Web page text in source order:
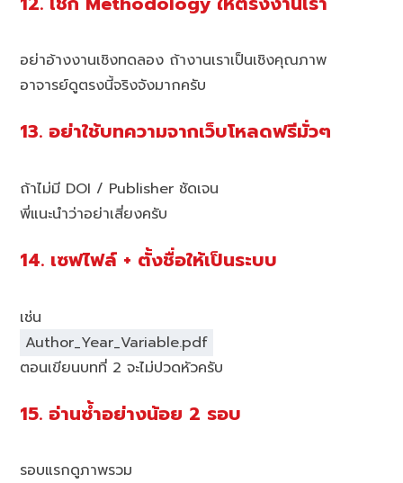
อย่าอ้างงานเชิงทดลอง ถ้างานเราเป็นเชิงคุณภาพ
อาจารย์ดูตรงนี้จริงจังมากครับ
13. อย่าใช้บทความจากเว็บโหลดฟรีมั่วๆ
ถ้าไม่มี DOI / Publisher ชัดเจน
พี่แนะนำว่าอย่าเสี่ยงครับ
14. เซฟไฟล์ + ตั้งชื่อให้เป็นระบบ
เช่น
Author_Year_Variable.pdf
ตอนเขียนบทที่ 2 จะไม่ปวดหัวครับ
15. อ่านซ้ำอย่างน้อย 2 รอบ
รอบแรกดูภาพรวม